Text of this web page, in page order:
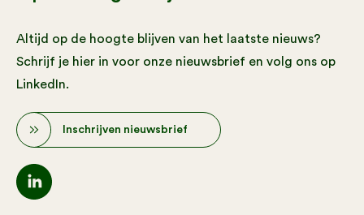
Altijd op de hoogte blijven van het laatste nieuws?
Schrijf je hier in voor onze nieuwsbrief en volg ons op
LinkedIn.
Inschrijven nieuwsbrief